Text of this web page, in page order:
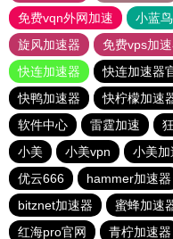
免费vqn外网加速
小蓝鸟
旋风加速器
免费vps加
快连加速器
快连加速器
快鸭加速器
快柠檬加速
软件中心
雷霆加速
小美
小美vpn 小美加
优云666
hammer加速器
bitznet加速器
蜜蜂加速
红海pro官网
青柠加速器